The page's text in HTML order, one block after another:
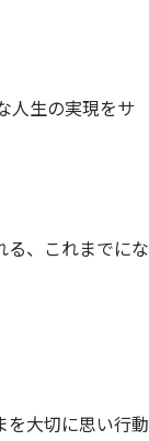
人生の実現をサ
る、これまでにな
を大切に思い行動